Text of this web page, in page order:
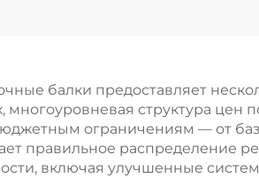
для
балки предоставляет
структура цен
ограничениям — от
правильное распределение
включая улучшенные